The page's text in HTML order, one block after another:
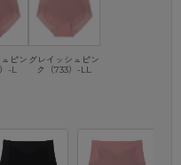
ピン
-L
グレイッシュピン
ク（733）-LL